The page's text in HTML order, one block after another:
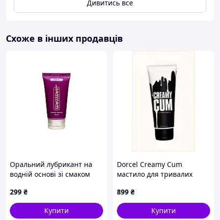
Зануртеся у світ насолоди з
вашим універсальним супутником!
Дивитись все
Схоже в інших продавців
Оральний лубрикант на
водній основі зі смаком
ErMax
299 ₴
Купити
Dorcel Creamy Cum
мастило для тривалих
899 ₴
Купити